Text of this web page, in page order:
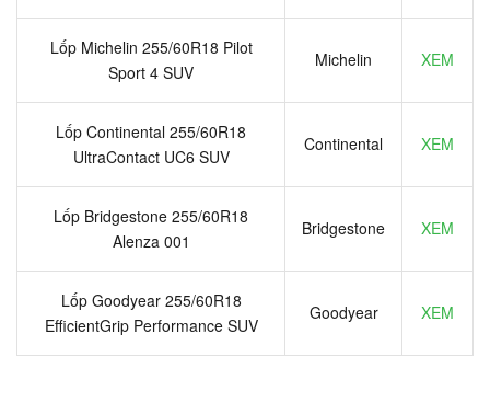
Lốp Michelin 255/60R18 Pilot
Sport 4 SUV
Michelin XEM
Lốp Continental 255/60R18
UltraContact UC6 SUV
Continental XEM
Lốp Bridgestone 255/60R18
Alenza 001
Bridgestone XEM
Lốp Goodyear 255/60R18
EfficientGrip Performance SUV
Goodyear XEM